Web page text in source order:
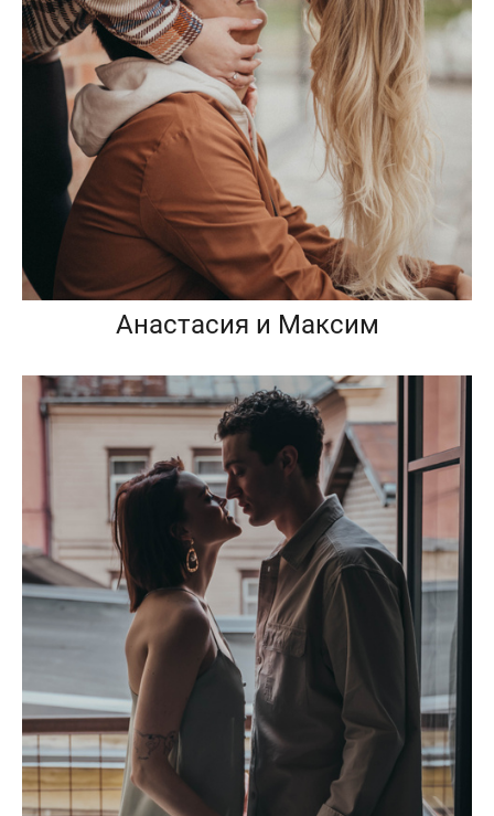
Анастасия и Максим